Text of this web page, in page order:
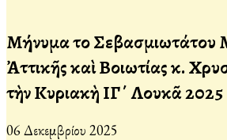
Μήνυμα τοῦ Σεβασμιωτάτου
Ἀττικῆς καὶ Βοιωτίας κ.
τὴν Κυριακὴ ΙΓ΄ Λουκᾶ 2025
06 Δεκεμβρίου 2025